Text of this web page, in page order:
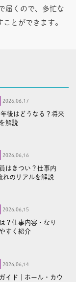
届くので、多忙な
とができます。
2026,06,17
後はどうなる？将来
解説
2026,06,16
はきつい？仕事内
れのリアルを解説
2026,06,15
？仕事内容・なり
すく紹介
2026,06,14
イド｜ホール・カウ